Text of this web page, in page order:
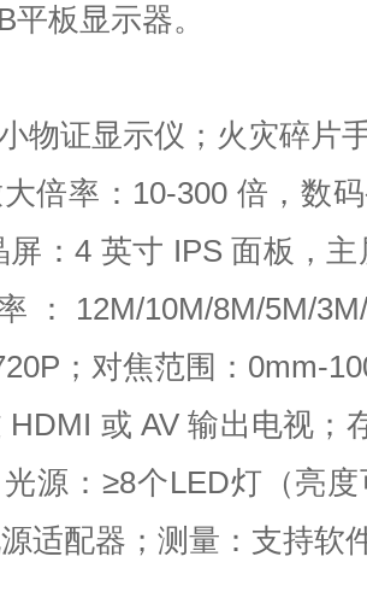
平板显示器。
物证显示仪；火灾碎片
倍率：10-300 倍，数
屏：4 英寸 IPS 面板，
：12M/10M/8M/5M/
；对焦范围：0mm-
HDMI 或 AV 输出电视；
源：≥8个LED灯（亮
适配器；测量：支持软